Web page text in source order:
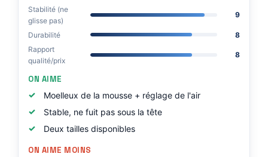
Stabilité (ne
glisse pas)
9
Durabilité
8
Rapport
qualité/prix
8
ON AIME
Moelleux de la mousse + réglage de l'air
Stable, ne fuit pas sous la tête
Deux tailles disponibles
ON AIME MOINS